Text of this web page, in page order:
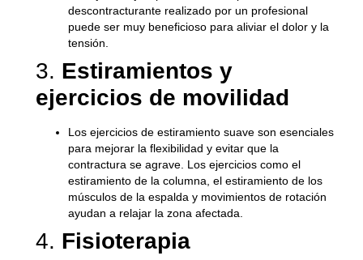
descontracturante realizado por un profesional
puede ser muy beneficioso para aliviar el dolor y la
tensión.
3. Estiramientos y
ejercicios de movilidad
Los ejercicios de estiramiento suave son esenciales
para mejorar la flexibilidad y evitar que la
contractura se agrave. Los ejercicios como el
estiramiento de la columna, el estiramiento de los
músculos de la espalda y movimientos de rotación
ayudan a relajar la zona afectada.
4. Fisioterapia